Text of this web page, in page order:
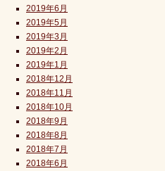
2019年6月
2019年5月
2019年3月
2019年2月
2019年1月
2018年12月
2018年11月
2018年10月
2018年9月
2018年8月
2018年7月
2018年6月